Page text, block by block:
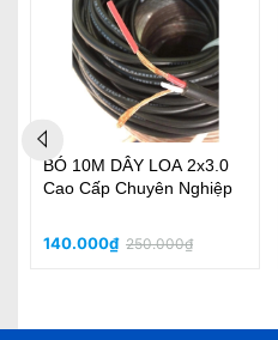
BÓ 10M DÂY LOA 2x3.0
Cao Cấp Chuyên Nghiệp
140.000₫ 250.000₫